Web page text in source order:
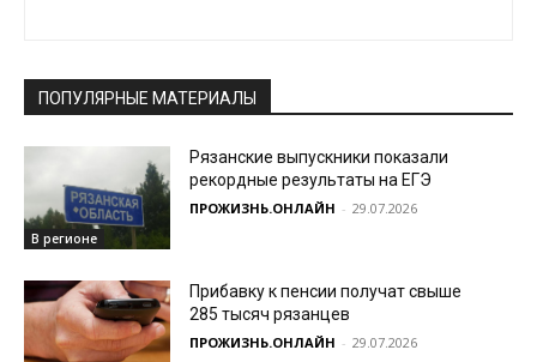
ПОПУЛЯРНЫЕ МАТЕРИАЛЫ
В регионе
Рязанские выпускники показали
рекордные результаты на ЕГЭ
ПРОЖИЗНЬ.ОНЛАЙН - 29.07.2026
Прибавку к пенсии получат свыше
285 тысяч рязанцев
ПРОЖИЗНЬ.ОНЛАЙН - 29.07.2026